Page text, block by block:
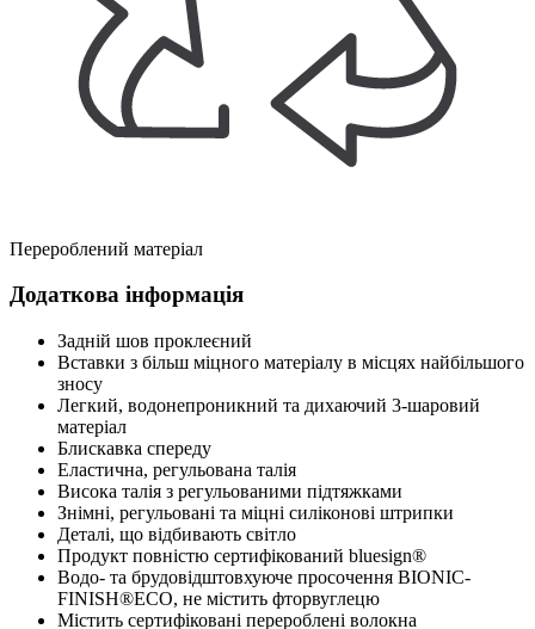
Перероблений матеріал
Додаткова інформація
Задній шов проклеєний
Вставки з більш міцного матеріалу в місцях найбільшого
зносу
Легкий, водонепроникний та дихаючий 3-шаровий
матеріал
Блискавка спереду
Еластична, регульована талія
Висока талія з регульованими підтяжками
Знімні, регульовані та міцні силіконові штрипки
Деталі, що відбивають світло
Продукт повністю сертифікований bluesign®
Водо- та брудовідштовхуюче просочення BIONIC-
FINISH®ECO, не містить фторвуглецю
Містить сертифіковані перероблені волокна